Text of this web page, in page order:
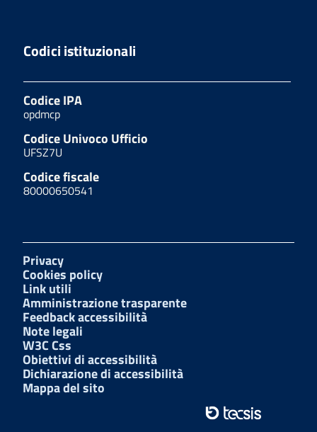
Codici istituzionali
Codice IPA
opdmcp
Codice Univoco Ufficio
UFSZ7U
Codice fiscale
80000650541
Privacy
Cookies policy
Link utili
Amministrazione trasparente
Feedback accessibilità
Note legali
W3C Css
Obiettivi di accessibilità
Dichiarazione di accessibilità
Mappa del sito